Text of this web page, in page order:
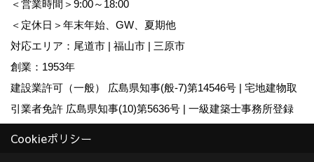
＜営業時間＞9:00～18:00
＜定休日＞年末年始、GW、夏期他
対応エリア：尾道市 | 福山市 | 三原市
創業：1953年
建設業許可（一般） 広島県知事(般-7)第14546号 | 宅地建物取
引業者免許 広島県知事(10)第5636号 | 一級建築士事務所登録
Cookieポリシー